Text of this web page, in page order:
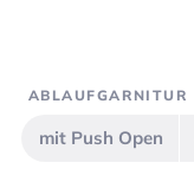
ABLAUFGARNITUR
mit Push Open